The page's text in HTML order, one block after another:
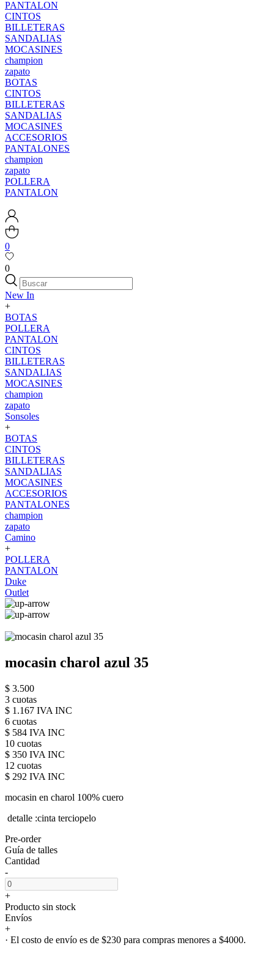
PANTALON
CINTOS
BILLETERAS
SANDALIAS
MOCASINES
champion
zapato
BOTAS
CINTOS
BILLETERAS
SANDALIAS
MOCASINES
ACCESORIOS
PANTALONES
champion
zapato
POLLERA
PANTALON
0
0
New In
+
BOTAS
POLLERA
PANTALON
CINTOS
BILLETERAS
SANDALIAS
MOCASINES
champion
zapato
Sonsoles
+
BOTAS
CINTOS
BILLETERAS
SANDALIAS
MOCASINES
ACCESORIOS
PANTALONES
champion
zapato
Camino
+
POLLERA
PANTALON
Duke
Outlet
mocasin charol azul 35
$ 3.500
3 cuotas
$ 1.167 IVA INC
6 cuotas
$ 584 IVA INC
10 cuotas
$ 350 IVA INC
12 cuotas
$ 292 IVA INC
mocasin en charol 100% cuero
detalle :cinta terciopelo
Pre-order
Guía de talles
Cantidad
-
+
Producto sin stock
Envíos
+
· El costo de envío es de $230 para compras menores a $4000.